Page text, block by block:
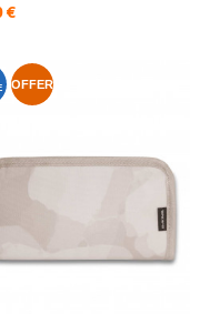
цена:
€
OFFER